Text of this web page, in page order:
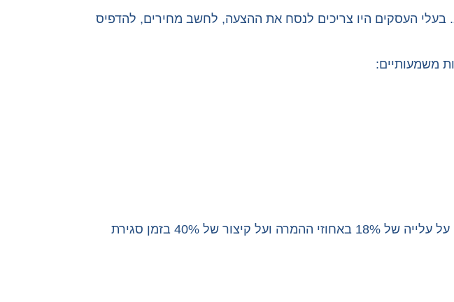
בעלי העסקים היו צריכים לנסח את ההצעה, לחשב מחירים, להדפיס
משמעותיים:
מחקר של Forrester Research מצא שעסקים שעברו להצעות מחיר דיגיטליות דיווחו על עלייה של 18% באחוזי ההמרה ועל קיצור של 40% בזמן סגירת